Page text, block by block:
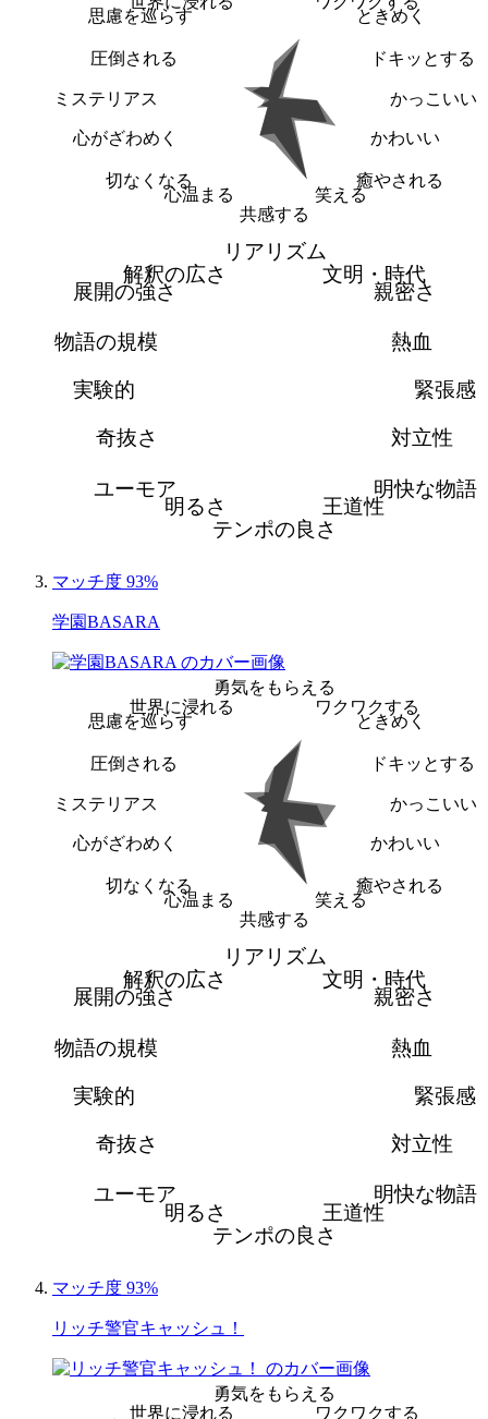
ときめく
ドキッとする
かっこいい
かわいい
癒やされる
笑える
共感する
心温まる
切なくなる
心がざわめく
ミステリアス
圧倒される
思慮を巡らす
リアリズム
文明・時代
親密さ
熱血
緊張感
対立性
明快な物語
王道性
テンポの良さ
明るさ
ユーモア
奇抜さ
実験的
物語の規模
展開の強さ
解釈の広さ
マッチ度 93%
学園BASARA
勇気をもらえる
ワクワクする
ときめく
ドキッとする
かっこいい
かわいい
癒やされる
笑える
共感する
心温まる
切なくなる
心がざわめく
ミステリアス
圧倒される
思慮を巡らす
世界に浸れる
リアリズム
文明・時代
親密さ
熱血
緊張感
対立性
明快な物語
王道性
テンポの良さ
明るさ
ユーモア
奇抜さ
実験的
物語の規模
展開の強さ
解釈の広さ
マッチ度 93%
リッチ警官キャッシュ！
勇気をもらえる
ワクワクする
世界に浸れる